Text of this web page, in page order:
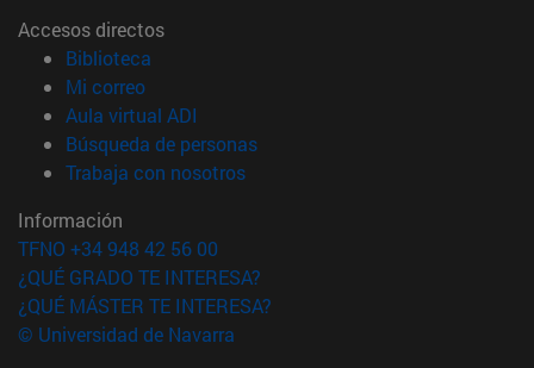
Accesos directos
Biblioteca
Mi correo(abre en nueva ventana)
Aula virtual ADI
Búsqueda de personas(abre en nueva ventana)
Trabaja con nosotros(abre en nueva ventana)
Información
TFNO +34 948 42 56 00
¿QUÉ GRADO TE INTERESA?
¿QUÉ MÁSTER TE INTERESA?
© Universidad de Navarra